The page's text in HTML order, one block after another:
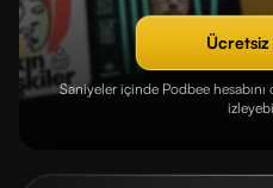
Saniyeler içinde Podbee